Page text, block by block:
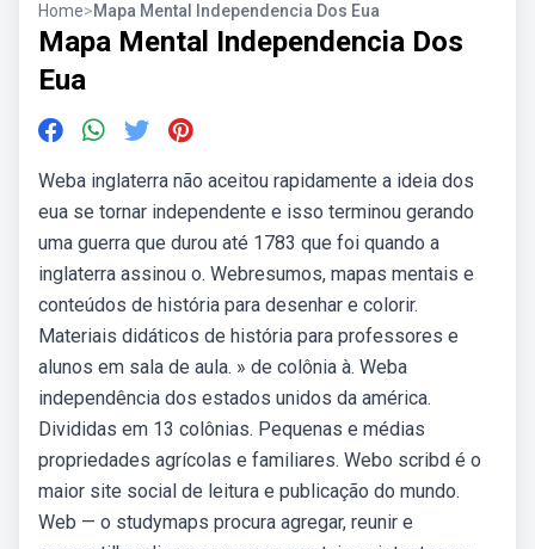
Home>Mapa Mental Independencia Dos Eua
Mapa Mental Independencia Dos
Eua
Weba inglaterra não aceitou rapidamente a ideia dos
eua se tornar independente e isso terminou gerando
uma guerra que durou até 1783 que foi quando a
inglaterra assinou o. Webresumos, mapas mentais e
conteúdos de história para desenhar e colorir.
Materiais didáticos de história para professores e
alunos em sala de aula. » de colônia à. Weba
independência dos estados unidos da américa.
Divididas em 13 colônias. Pequenas e médias
propriedades agrícolas e familiares. Webo scribd é o
maior site social de leitura e publicação do mundo.
Web — o studymaps procura agregar, reunir e